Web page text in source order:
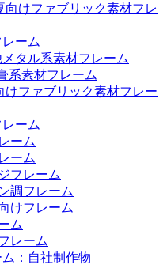
けファブリック素材フレ
ーム
タル系素材フレーム
系素材フレーム
ファブリック素材フレー
ーム
ーム
ーム
フレーム
調フレーム
けフレーム
ム
レーム
ム：自社制作物